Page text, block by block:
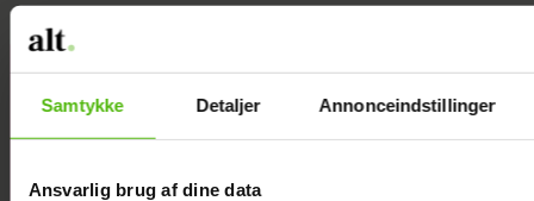
Samtykke Detaljer Annonceindstillinger
Ansvarlig brug af dine data
Hækl selv de
12 stjernetegn